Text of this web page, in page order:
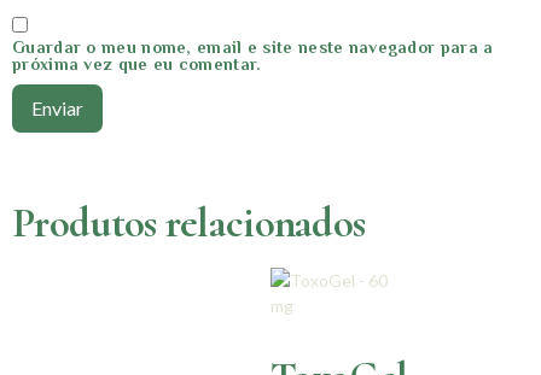
Guardar o meu nome, email e site neste navegador para a
próxima vez que eu comentar.
Produtos relacionados